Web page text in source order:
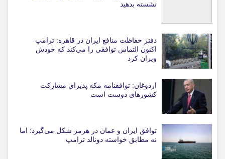
نشسته بدهید
دفتر حفاظت منافع ایران در قاهره: ترامپ
اکنون التماس توافقی را می‌کند که خودش
ویران کرد
اردوغان: توافقنامه مکه پذیرای مشارکت
کشورهای دوست است
توافق ایران و عمان در هرمز شکل می‌گیرد؛ اما
نه مطابق خواسته دونالد ترامپ